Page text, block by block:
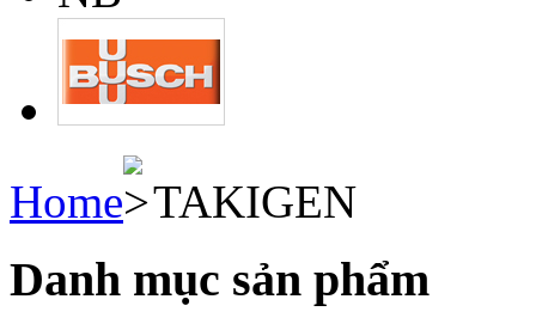
Home TAKIGEN
Danh mục sản phẩm